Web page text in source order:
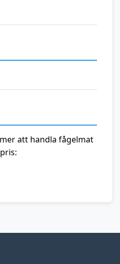
att handla fågelmat